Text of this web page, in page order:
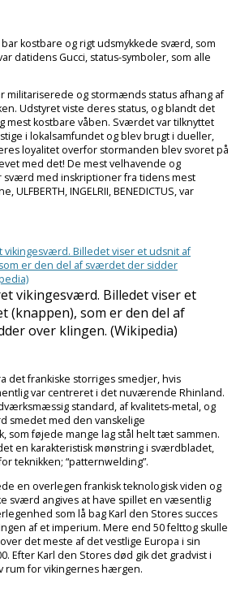
kostbare og rigt udsmykkede sværd, som
datidens Gucci, status-symboler, som alle
militariserede og stormænds status afhang af
Udstyret viste deres status, og blandt det
mest kostbare våben. Sværdet var tilknyttet
i lokalsamfundet og blev brugt i dueller,
loyalitet overfor stormanden blev svoret på
med det! De mest velhavende og
med inskriptioner fra tidens mest
ULFBERTH, INGELRII, BENEDICTUS, var
vikingesværd. Billedet viser et
(knappen), som er den del af
over klingen. (Wikipedia)
det frankiske storriges smedjer, hvis
var centreret i det nuværende Rhinland.
standard, af kvalitets-metal, og
smedet med den vanskelige
som føjede mange lag stål helt tæt sammen.
en karakteristisk mønstring i sværdbladet,
teknikken; “patternwelding”.
en overlegen frankisk teknologisk viden og
sværd angives at have spillet en væsentlig
som lå bag Karl den Stores succes
af et imperium. Mere end 50 felttog skulle
det meste af det vestlige Europa i sin
Efter Karl den Stores død gik det gradvist i
rum for vikingernes hærgen.